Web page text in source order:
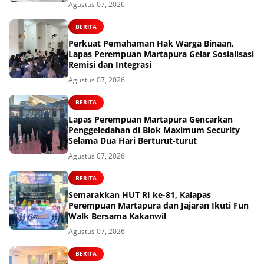
Agustus 07, 2026
BERITA
Perkuat Pemahaman Hak Warga Binaan,
Lapas Perempuan Martapura Gelar Sosialisasi
Remisi dan Integrasi
Agustus 07, 2026
BERITA
Lapas Perempuan Martapura Gencarkan
Penggeledahan di Blok Maximum Security
Selama Dua Hari Berturut-turut
Agustus 07, 2026
BERITA
Semarakkan HUT RI ke-81, Kalapas
Perempuan Martapura dan Jajaran Ikuti Fun
Walk Bersama Kakanwil
Agustus 07, 2026
BERITA